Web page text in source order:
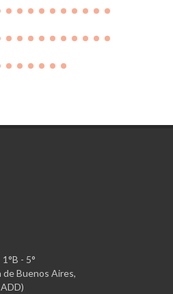
- 5°
Buenos Aires,